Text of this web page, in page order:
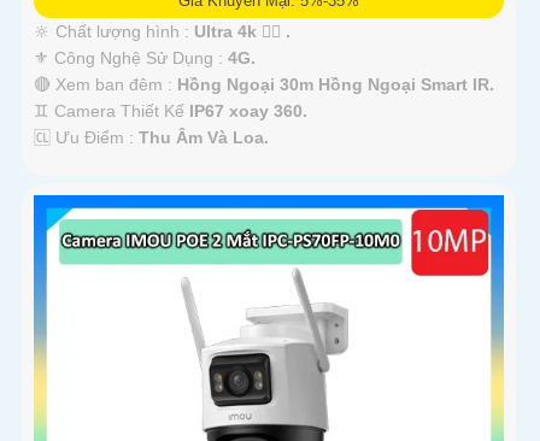
🔆 Chất lượng hình : Ultra 4k 👍🏾 .
⚜️ Công Nghệ Sử Dụng : 4G.
🔴 Xem ban đêm : Hồng Ngoại 30m Hồng Ngoại Smart IR.
♊ Camera Thiết Kế IP67 xoay 360.
️🆑 Ưu Điểm : Thu Âm Và Loa.